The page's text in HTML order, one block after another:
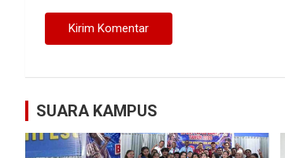
SUARA KAMPUS